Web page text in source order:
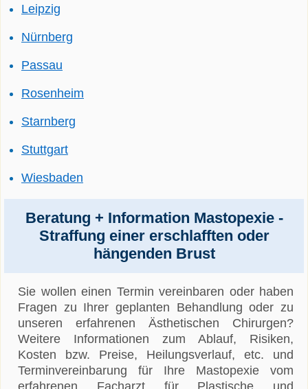
Leipzig
Nürnberg
Passau
Rosenheim
Starnberg
Stuttgart
Wiesbaden
Beratung + Information Mastopexie -
Straffung einer erschlafften oder
hängenden Brust
Sie wollen einen Termin vereinbaren oder haben
Fragen zu Ihrer geplanten Behandlung oder zu
unseren erfahrenen Ästhetischen Chirurgen?
Weitere Informationen zum Ablauf, Risiken,
Kosten bzw. Preise, Heilungsverlauf, etc. und
Terminvereinbarung für Ihre Mastopexie vom